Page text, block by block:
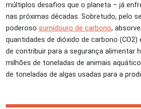
múltiplos desafios que o planeta – já
nas próximas décadas. Sobretudo, pelo
poderoso sumidouro de carbono,
quantidades de dióxido de carbono (CO2)
de contribuir para a segurança alimentar
milhões de toneladas de animais
de toneladas de algas usadas para a